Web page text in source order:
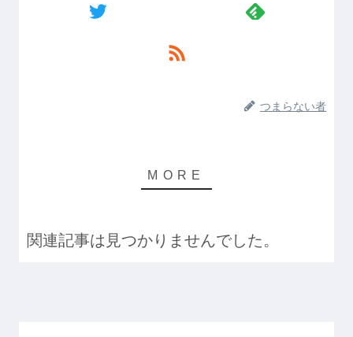
つまらない者
関連記事は見つかりませんでした。